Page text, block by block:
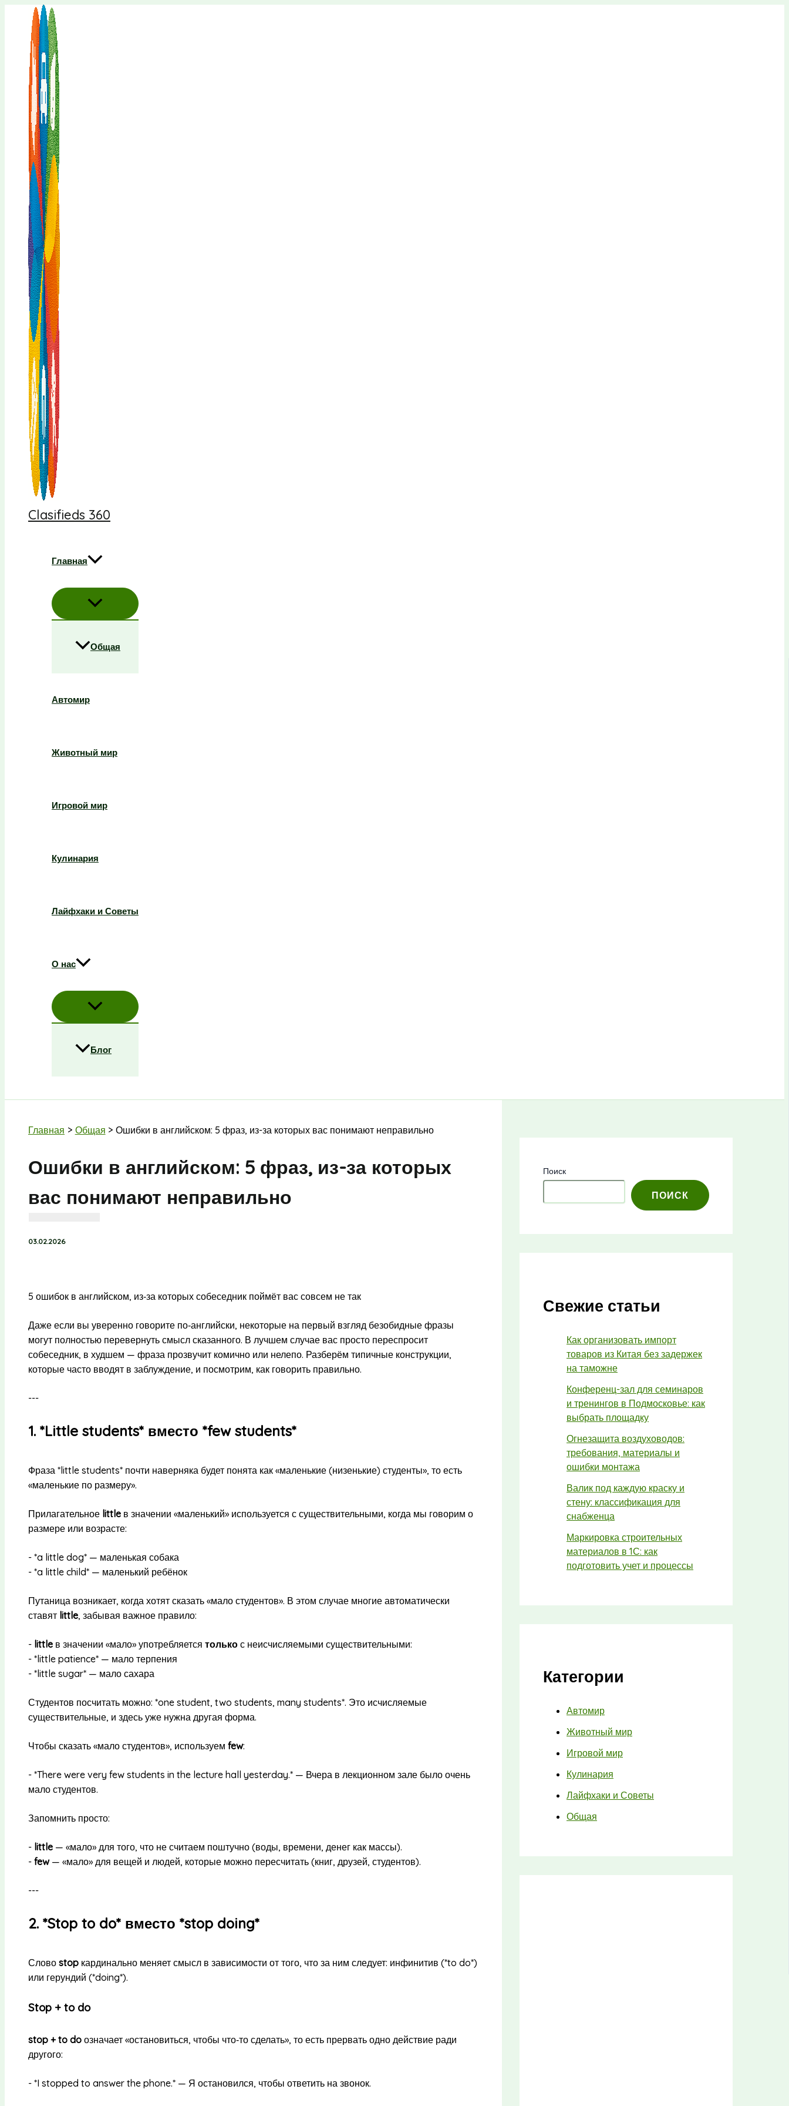
Перейти
содержимому
Clasifieds 360
Главная
Общая
Автомир
Животный мир
Игровой мир
Кулинария
Лайфхаки и Советы
О нас
Блог
Главная Общая Ошибки в английском: 5 фраз, из-за которых вас понимают неправильно
Ошибки в английском: 5 фраз, из-за которых
вас понимают неправильно
03.02.2026
5 ошибок в английском, из‑за которых собеседник поймёт вас совсем не так
Даже если вы уверенно говорите по‑английски, некоторые на первый взгляд безобидные фразы
могут полностью перевернуть смысл сказанного. В лучшем случае вас просто переспросит
собеседник, в худшем — фраза прозвучит комично или нелепо. Разберём типичные конструкции,
которые часто вводят в заблуждение, и посмотрим, как говорить правильно.
---
1. *Little students* вместо *few students*
Фраза *little students* почти наверняка будет понята как «маленькие (низенькие) студенты», то есть
«маленькие по размеру».
Прилагательное little в значении «маленький» используется с существительными, когда мы говорим о
размере или возрасте:
- *a little dog* — маленькая собака
- *a little child* — маленький ребёнок
Путаница возникает, когда хотят сказать «мало студентов». В этом случае многие автоматически
ставят little, забывая важное правило:
- little в значении «мало» употребляется только с неисчисляемыми существительными:
- *little patience* — мало терпения
- *little sugar* — мало сахара
Студентов посчитать можно: *one student, two students, many students*. Это исчисляемые
существительные, и здесь уже нужна другая форма.
Чтобы сказать «мало студентов», используем few:
- *There were very few students in the lecture hall yesterday.* — Вчера в лекционном зале было очень
мало студентов.
Запомнить просто:
- little — «мало» для того, что не считаем поштучно (воды, времени, денег как массы).
- few— «мало» для вещей и людей, которые можно пересчитать (книг, друзей, студентов).
---
2. *Stop to do* вместо *stop doing*
Слово stop кардинально меняет смысл в зависимости от того, что за ним следует: инфинитив (*to do*)
или герундий (*doing*).
Stop + to do
stop + to do означает «остановиться, чтобы что‑то сделать», то есть прервать одно действие ради
другого:
- *I stopped to answer the phone.* — Я остановился, чтобы ответить на звонок.
Поиск
ПОИСК
Свежие статьи
Как организовать импорт
товаров из Китая без задержек
на таможне
Конференц-зал для семинаров
и тренингов в Подмосковье: как
выбрать площадку
Огнезащита воздуховодов:
требования, материалы и
ошибки монтажа
Валик под каждую краску и
стену: классификация для
снабженца
Маркировка строительных
материалов в 1С: как
подготовить учет и процессы
Категории
Автомир
Животный мир
Игровой мир
Кулинария
Лайфхаки и Советы
Общая